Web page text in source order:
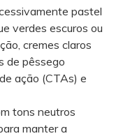
pastel
verdes escuros ou
cremes claros
de pêssego
ação (CTAs) e
tons neutros
manter a